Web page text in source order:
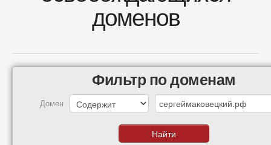
доменов
Фильтр по доменам
Домен